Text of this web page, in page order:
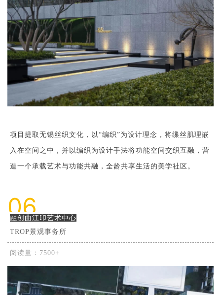
项目提取无锡丝织文化，以“编织”为设计理念，将缫丝肌理嵌
入在空间之中，并以编织为设计手法将功能空间交织互融，营
造一个承载艺术与功能共融，全龄共享生活的美学社区。
06
融创曲江印艺术中心
TROP景观事务所
阅读量：7500+